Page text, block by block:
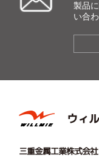
製品
い合
ウィ
三重金属工業株式会社